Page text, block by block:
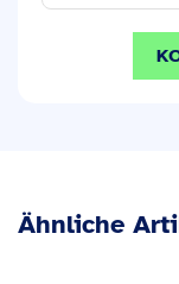
Ähnliche